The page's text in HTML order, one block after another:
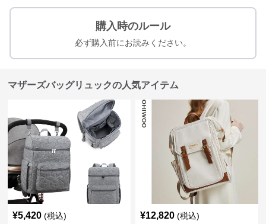
購入時のルール
必ず購入前にお読みください。
マザーズバッグリュックの人気アイテム
¥5,420 (税込) ¥12,820 (税込)